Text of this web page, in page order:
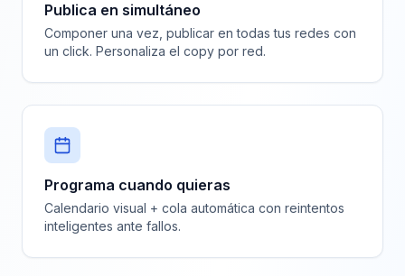
Publica en simultáneo
Componer una vez, publicar en todas tus redes con
un click. Personaliza el copy por red.
Programa cuando quieras
Calendario visual + cola automática con reintentos
inteligentes ante fallos.